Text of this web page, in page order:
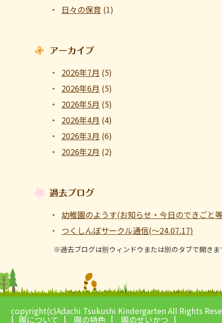
日々の保育 (1)
アーカイブ
2026年7月 (5)
2026年6月 (5)
2026年5月 (5)
2026年4月 (4)
2026年3月 (6)
2026年2月 (2)
過去ブログ
幼稚園のようす(お知らせ・今日のできご
つくしんぼサークル通信(～24.07.17)
※過去ブログは別ウィンドウまたは別のタブで開きま
copyright(c)Adachi Tsukushi Kindergarten All Rights
園について 園の特色 園のせいかつ